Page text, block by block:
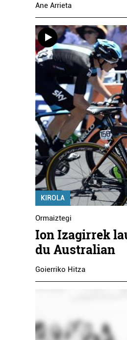
Ane Arrieta
KIROLA
Ormaiztegi
Ion Izagirrek
du Australian
Goierriko Hitza